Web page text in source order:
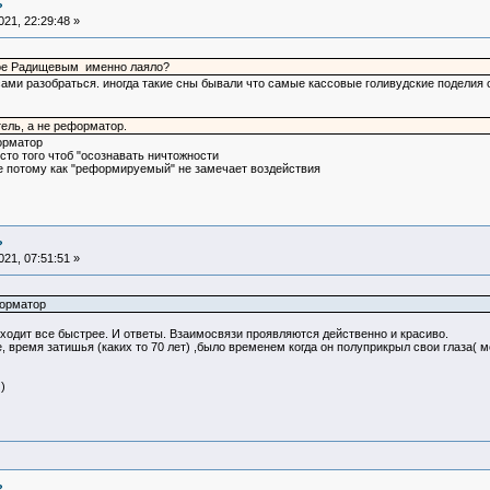
22:29:48 »
Радищевым именно лаяло?
разобраться. иногда такие сны бывали что самые кассовые голивудские
а не реформатор.
того чтоб "осознавать ничтожности
как "реформируемый" не замечает воздействия
07:51:51 »
все быстрее. И ответы. Взаимосвязи проявляются действенно и красиво.
затишья (каких то 70 лет) ,было временем когда он полуприкрыл свои глаза(